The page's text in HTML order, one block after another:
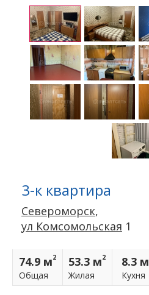
3-к квартира
Североморск,
ул Комсомольская 1
74.9 м2
Общая
53.3 м2
Жилая
8.3 м
Кухня